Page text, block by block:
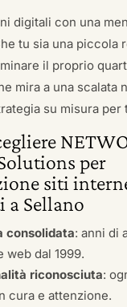
digitali con una
tu sia una piccola
il proprio
mira a una scalata
su misura per
per
siti
a Sellano
consolidata: anni di
web dal 1999.
riconosciuta:
cura e attenzione.